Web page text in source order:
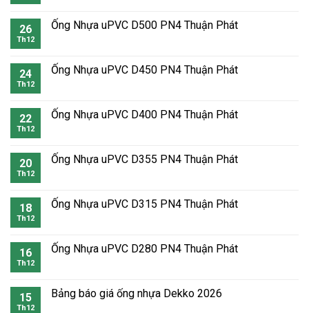
26
Th12
Ống Nhựa uPVC D500 PN4 Thuận Phát
24
Th12
Ống Nhựa uPVC D450 PN4 Thuận Phát
22
Th12
Ống Nhựa uPVC D400 PN4 Thuận Phát
20
Th12
Ống Nhựa uPVC D355 PN4 Thuận Phát
18
Th12
Ống Nhựa uPVC D315 PN4 Thuận Phát
16
Th12
Ống Nhựa uPVC D280 PN4 Thuận Phát
15
Th12
Bảng báo giá ống nhựa Dekko 2026